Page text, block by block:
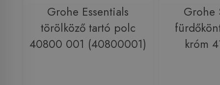
Grohe Essentials
törölköző tartó polc
40800 001 (40800001)
Grohe
króm